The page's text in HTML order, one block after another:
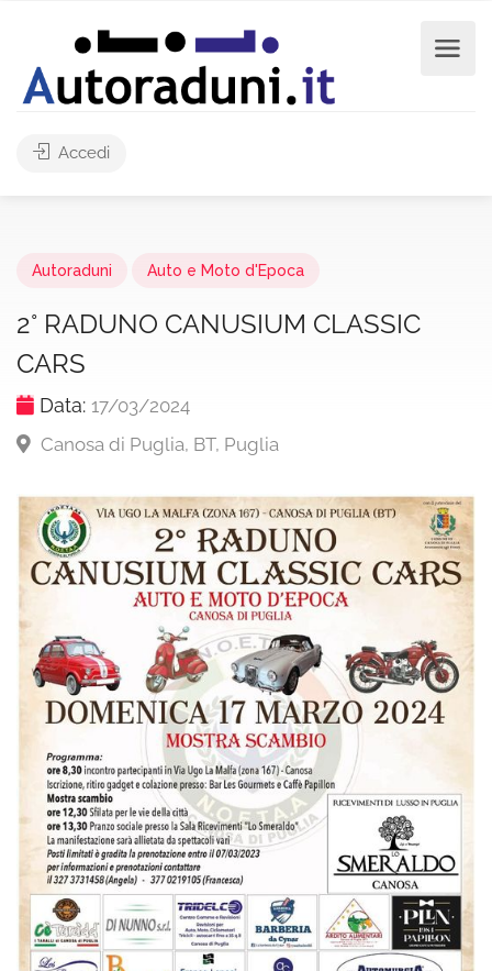
Accedi
Autoraduni Auto e Moto d'Epoca
2° RADUNO CANUSIUM CLASSIC
CARS
Data: 17/03/2024
Canosa di Puglia, BT, Puglia